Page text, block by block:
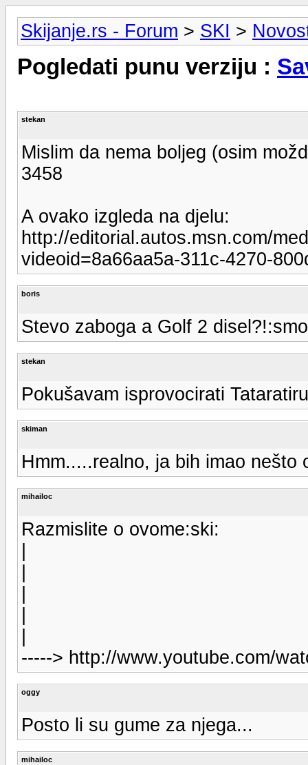
Skijanje.rs - Forum > SKI >
Pogledati punu verziju :
stekan
Mislim da nema boljeg (osim
3458
A ovako izgleda na djelu:
http://editorial.autos.msn.com/
videoid=8a66aa5a-311c-4270-
boris
Stevo zaboga a Golf 2
stekan
Pokušavam isprovocirati
skiman
Hmm.....realno, ja bih imao
mihailoc
Razmislite o ovome:ski:
-----> http://www.youtube.com/
oggy
Posto li su gume za njega...
mihailoc